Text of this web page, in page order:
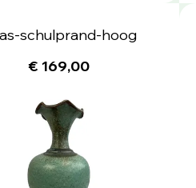
schulprand-hoog
€ 169,00